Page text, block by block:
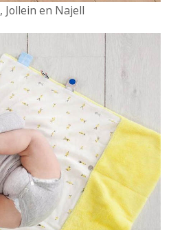
, Jollein en Najell